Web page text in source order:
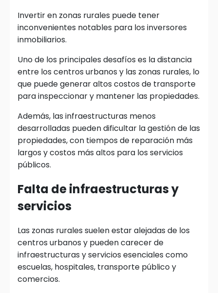
Invertir en zonas rurales puede tener
inconvenientes notables para los inversores
inmobiliarios.
Uno de los principales desafíos es la distancia
entre los centros urbanos y las zonas rurales, lo
que puede generar altos costos de transporte
para inspeccionar y mantener las propiedades.
Además, las infraestructuras menos
desarrolladas pueden dificultar la gestión de las
propiedades, con tiempos de reparación más
largos y costos más altos para los servicios
públicos.
Falta de infraestructuras y
servicios
Las zonas rurales suelen estar alejadas de los
centros urbanos y pueden carecer de
infraestructuras y servicios esenciales como
escuelas, hospitales, transporte público y
comercios.